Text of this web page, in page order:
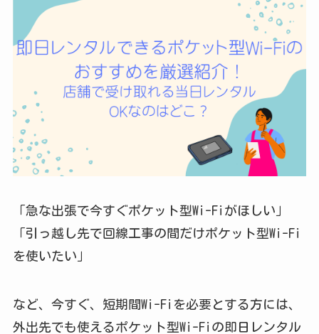
「急な出張で今すぐポケット型Wi-Fiがほしい」
「引っ越し先で回線工事の間だけポケット型Wi-Fi
を使いたい」
など、今すぐ、短期間Wi-Fiを必要とする方には、
外出先でも使えるポケット型Wi-Fiの即日レンタル